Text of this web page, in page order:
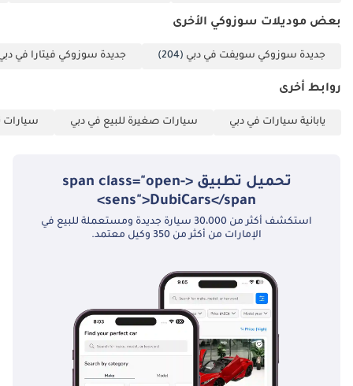
إلى الشاحنات
الفاخرة --------------------
--------- خدماتنا: • خدمة
المساعدة في
• تشكيلة واسعة من
السيارات • دعم عملية
التصدير -------------------
فيسبوك | لينكد إن |
تويتر: @steerwellauto
-----------------------------
تحقق من المخزون
الحالي: • و -----------------
بعض موديلات سوزوكي الأخرى
جديدة سوزوكي سويفت في دبي (204) جديدة سوزوكي فيتارا في
روابط أخرى
يابانية سيارات في دبي سيارات صغيرة للبيع في دبي سيارات
تحميل تطبيق <span class="open-
sens">DubiCars</span>
استكشف أكثر من 30،000 سيارة جديدة ومستعملة للبيع في
الإمارات من أكثر من 350 وكيل معتمد.